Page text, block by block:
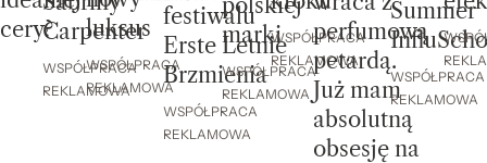
cery?Carpenter
WSPÓŁPRACA
REKLAMOWA
luksus
WSPÓŁPRACA
REKLAMOWA
festiwalu
Erste Letnie
Brzmienia
WSPÓŁPRACA
REKLAMOWA
polskiej
marki
WSPÓŁPRACA
REKLAMOWA
WSPÓŁPRACA
REKLAMOWA
perfumową
petardą.
Już mam
absolutną
obsesję na
Summer
WSPÓŁPRACA
REKLAMOWA